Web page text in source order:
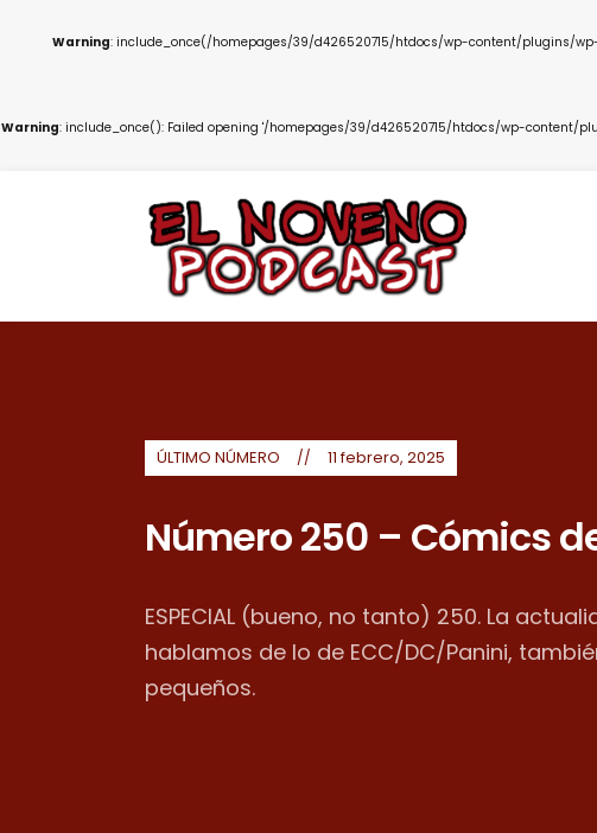
Warning: include_once(/homepages/39/d426520715/htdocs/wp-content/plugins/
Warning: include_once(): Failed opening '/homepages/39/d426520715/htdocs/wp-
ÚLTIMO NÚMERO 11 febrero, 2025
Número 250 – Cómics
ESPECIAL (bueno, no tanto) 250. La
hablamos de lo de ECC/DC/Panini,
pequeños.